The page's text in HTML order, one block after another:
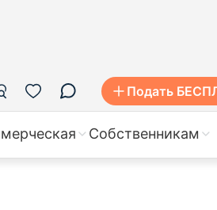
Подать
Собственникам